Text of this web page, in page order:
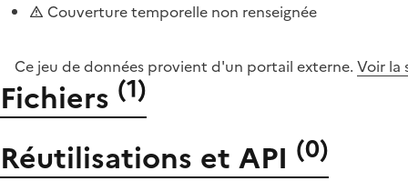
Couverture temporelle non renseignée
Ce jeu de données provient d'un portail externe. Voir la
Fichiers (1)
Réutilisations et API (0)